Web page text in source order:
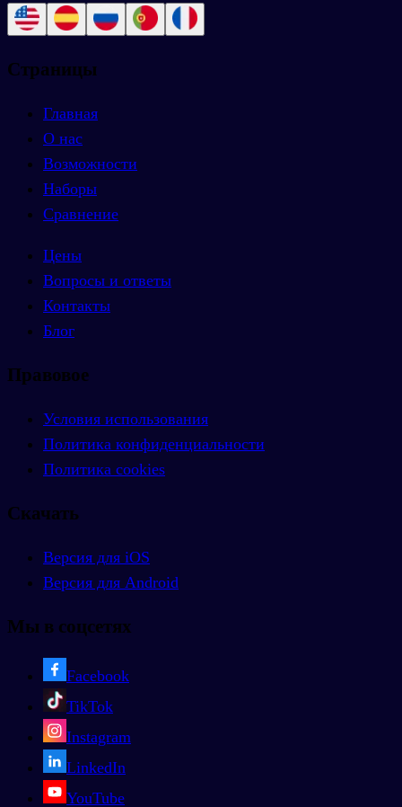
Страницы
Главная
О нас
Возможности
Наборы
Сравнение
Цены
Вопросы и ответы
Контакты
Блог
Правовое
Условия использования
Политика конфиденциальности
Политика cookies
Скачать
Версия для iOS
Версия для Android
Мы в соцсетях
Facebook
TikTok
Instagram
LinkedIn
YouTube